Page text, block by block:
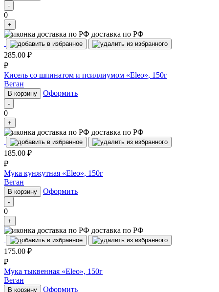
-
0
+
доставка по РФ
285.00 ₽
₽
Кисель со шпинатом и псиллиумом «Eleo», 150г
Веган
В корзину Оформить
-
0
+
доставка по РФ
185.00 ₽
₽
Мука кунжутная «Eleo», 150г
Веган
В корзину Оформить
-
0
+
доставка по РФ
175.00 ₽
₽
Мука тыквенная «Eleo», 150г
Веган
В корзину Оформить